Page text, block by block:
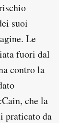
suoi
Le
fuori dal
contro la
che la
praticato da